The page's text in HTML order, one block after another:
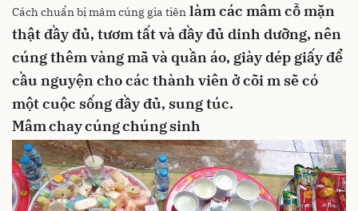
Cách chuẩn bị mâm cúng gia tiên làm các mâm cỗ mặn
thật đầy đủ, tươm tất và đầy đủ dinh dưỡng, nên
cúng thêm vàng mã và quần áo, giày dép giấy để
cầu nguyện cho các thành viên ở cõi m sẽ có
một cuộc sống đầy đủ, sung túc.
Mâm chay cúng chúng sinh